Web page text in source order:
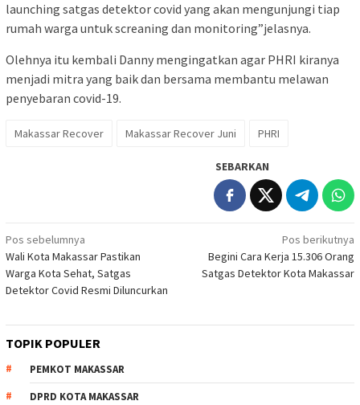
launching satgas detektor covid yang akan mengunjungi tiap
rumah warga untuk screaning dan monitoring”jelasnya.
Olehnya itu kembali Danny mengingatkan agar PHRI kiranya
menjadi mitra yang baik dan bersama membantu melawan
penyebaran covid-19.
Makassar Recover Makassar Recover Juni PHRI
SEBARKAN
Navigasi
pos
Pos sebelumnya
Wali Kota Makassar Pastikan
Warga Kota Sehat, Satgas
Detektor Covid Resmi Diluncurkan
Pos berikutnya
Begini Cara Kerja 15.306 Orang
Satgas Detektor Kota Makassar
TOPIK POPULER
PEMKOT MAKASSAR
DPRD KOTA MAKASSAR